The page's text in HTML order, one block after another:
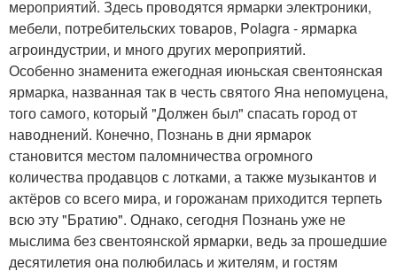
мероприятий. Здесь проводятся ярмарки электроники,
мебели, потребительских товаров, Polagra - ярмарка
агроиндустрии, и много других мероприятий.
Особенно знаменита ежегодная июньская свентоянская
ярмарка, названная так в честь святого Яна непомуцена,
того самого, который "Должен был" спасать город от
наводнений. Конечно, Познань в дни ярмарок
становится местом паломничества огромного
количества продавцов с лотками, а также музыкантов и
актёров со всего мира, и горожанам приходится терпеть
всю эту "Братию". Однако, сегодня Познань уже не
мыслима без свентоянской ярмарки, ведь за прошедшие
десятилетия она полюбилась и жителям, и гостям